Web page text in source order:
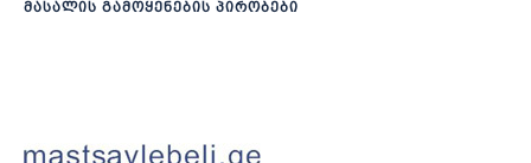
მასალის გამოყენების პირობები